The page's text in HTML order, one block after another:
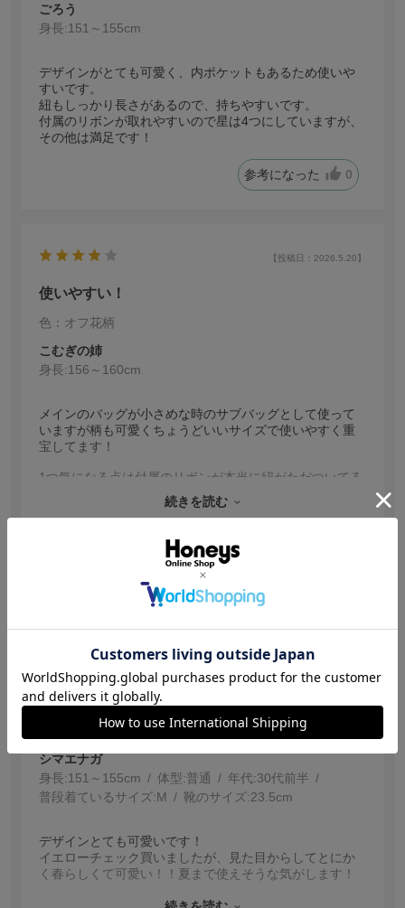
ごろう
身長:151～155cm
デザインがとても可愛く、内ポケットもあるため使い
すいです。
紐もしっかり長さがあるので、持ちやすいです。
付属のリボンが取れやすいので星は4つにしていますが、
その他は満足です！
参考になった 0
【投稿日：2026.5.20】
使いやすい！
色：オフ花柄
こむぎの姉
身長:156～160cm
メインのバッグが小さめな時のサブバッグとして使って
いますが柄も可愛くちょうどいいサイズで使いやすく重
宝してます！
1つ気になる点は付属のリボンが本当に紐がただついてる
だけで何回結び直しても気づいたら取れてしまっていて
面倒になり結局外してしまいました。
リボン以外は良かったのでたくさん使います。
続きを読む
かわいい!!
色：イエローチェック
:少し大きい
シマエナガ
身長:151～155cm 体型:普通 年代:30代前半
普段着ているサイズ:M 靴のサイズ:23.5cm
デザインとても可愛いです！
イエローチェック買いましたが、見た目からしてとにか
く春らしくて可愛い！！夏まで使えそうな気がします！